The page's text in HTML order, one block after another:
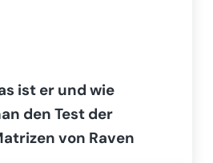
ist er und wie
den Test der
von Raven